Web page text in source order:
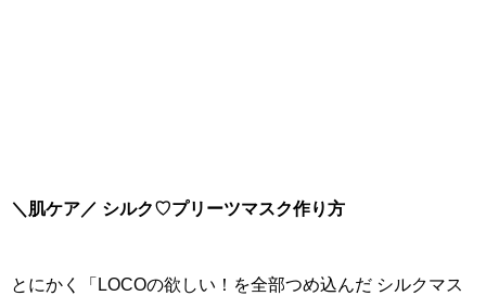
＼肌ケア／ シルク♡プリーツマスク作り方
とにかく「LOCOの欲しい！を全部つめ込んだ シルクマス